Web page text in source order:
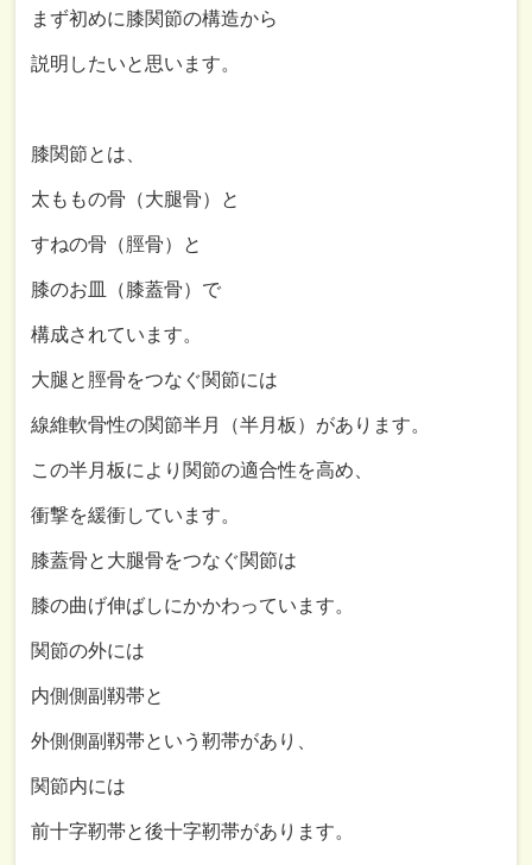
まず初めに膝関節の構造から
説明したいと思います。
膝関節とは、
太ももの骨（大腿骨）と
すねの骨（脛骨）と
膝のお皿（膝蓋骨）で
構成されています。
大腿と脛骨をつなぐ関節には
線維軟骨性の関節半月（半月板）があります。
この半月板により関節の適合性を高め、
衝撃を緩衝しています。
膝蓋骨と大腿骨をつなぐ関節は
膝の曲げ伸ばしにかかわっています。
関節の外には
内側側副靱帯と
外側側副靱帯という靭帯があり、
関節内には
前十字靭帯と後十字靭帯があります。